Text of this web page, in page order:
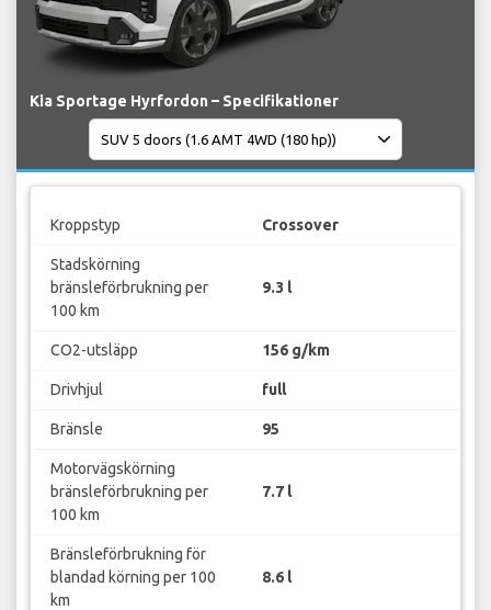
Kia Sportage Hyrfordon – Specifikationer
Kroppstyp Crossover
Stadskörning
bränsleförbrukning per
100 km
9.3 l
CO2-utsläpp 156 g/km
Drivhjul full
Bränsle 95
Motorvägskörning
bränsleförbrukning per
100 km
7.7 l
Bränsleförbrukning för
blandad körning per 100
km
8.6 l